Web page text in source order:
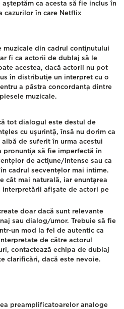
ca acesta să fie inclus în
cazurilor în care Netflix
muzicale din cadrul conținutului
fi ca actorii de dublaj să le
acestea, dacă actorii nu pot
în distribuție un interpret cu o
a păstra concordanța dintre
muzicale.
tot dialogul este destul de
cu ușurință, însă nu dorim ca
de suferit în urma acestui
pronunția să fie imperfectă în
de acțiune/intense sau ca
cadrul secvențelor mai intime.
cât mai naturală, iar enunțarea
interpretării afișate de actori pe
doar dacă sunt relevante
sau dialog/umor. Trebuie să fie
un mod la fel de autentic ca
de către actorul
contactează echipa de dublaj
clarificări, dacă este nevoie.
preamplificatoarelor analoge